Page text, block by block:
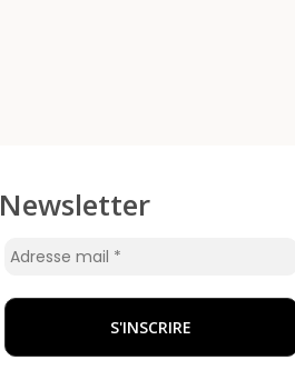
Newsletter